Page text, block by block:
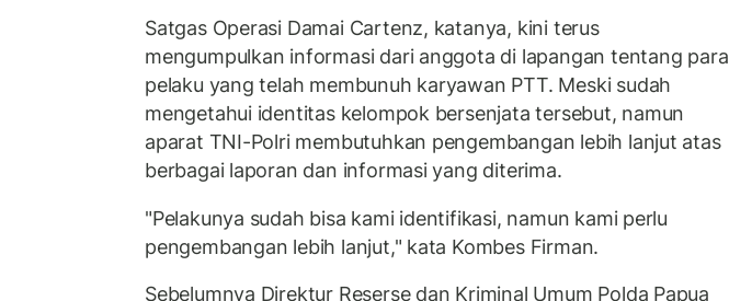
Satgas Operasi Damai Cartenz, katanya, kini terus
mengumpulkan informasi dari anggota di lapangan tentang para
pelaku yang telah membunuh karyawan PTT. Meski sudah
mengetahui identitas kelompok bersenjata tersebut, namun
aparat TNI-Polri membutuhkan pengembangan lebih lanjut atas
berbagai laporan dan informasi yang diterima.
"Pelakunya sudah bisa kami identifikasi, namun kami perlu
pengembangan lebih lanjut," kata Kombes Firman.
Sebelumnya Direktur Reserse dan Kriminal Umum Polda Papua